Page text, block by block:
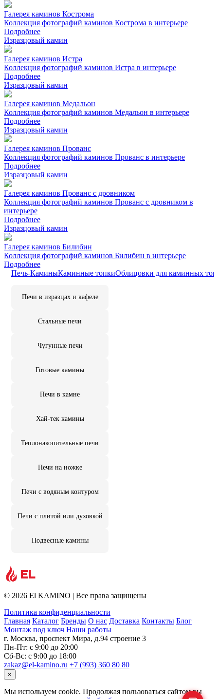
Галерея каминов Кострома
Коллекция фотографий каминов Кострома в интерьере
Подробнее
Изразцовый камин
Галерея каминов Истра
Коллекция фотографий каминов Истра в интерьере
Подробнее
Изразцовый камин
Галерея каминов Медальон
Коллекция фотографий каминов Медальон в интерьере
Подробнее
Изразцовый камин
Галерея каминов Прованс
Коллекция фотографий каминов Прованс в интерьере
Подробнее
Изразцовый камин
Галерея каминов Прованс с дровником
Коллекция фотографий каминов Прованс с дровником в
интерьере
Подробнее
Изразцовый камин
Галерея каминов Билибин
Коллекция фотографий каминов Билибин в интерьере
Подробнее
Печь-КаминыКаминные топкиОблицовки для каминных
Печи в изразцах и кафеле
Стальные печи
Чугунные печи
Готовые камины
Печи в камне
Хай-тек камины
Теплонакопительные печи
Печи на ножке
Печи с водяным контуром
Печи с плитой или духовкой
Подвесные камины
© 2026 El KAMINO | Все права защищены
Политика конфиденциальности
Главная Каталог Бренды О нас Доставка Контакты Блог
Монтаж под ключ Наши работы
г. Москва, проспект Мира, д.94 строение 3
Пн-Пт: с 9:00 до 20:00
Сб-Вс: с 9:00 до 18:00
zakaz@el-kamino.ru +7 (993) 360 80 80
×
Мы используем cookie. Продолжая пользоваться сайтом вы